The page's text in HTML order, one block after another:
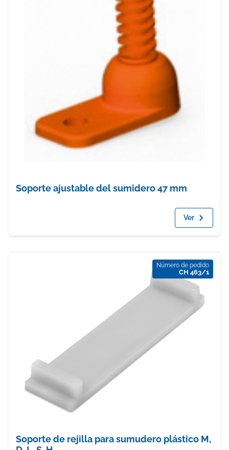
Soporte ajustable del sumidero 47 mm
Ver
Número de pedido
CH 463/1
Soporte de rejilla para sumudero plástico M,